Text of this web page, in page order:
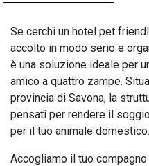
Se cerchi un hotel pet
accolto in modo serio e
è una soluzione ideale per
amico a quattro zampe.
provincia di Savona, la
pensati per rendere il
per il tuo animale domestico.
Accogliamo il tuo